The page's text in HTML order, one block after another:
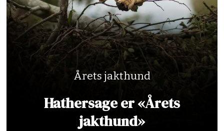
Årets jakthund
Hathersage er «Årets
jakthund»